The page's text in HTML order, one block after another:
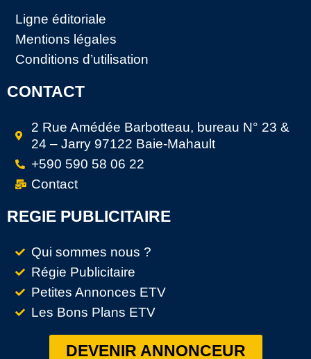
Ligne éditoriale
Mentions légales
Conditions d’utilisation
CONTACT
2 Rue Amédée Barbotteau, bureau N° 23 &
24 – Jarry 97122 Baie-Mahault
+590 590 58 06 22
Contact
REGIE PUBLICITAIRE
Qui sommes nous ?
Régie Publicitaire
Petites Annonces ETV
Les Bons Plans ETV
DEVENIR ANNONCEUR